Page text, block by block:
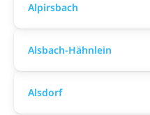
Alpirsbach
Alsbach-Hähnlein
Alsdorf